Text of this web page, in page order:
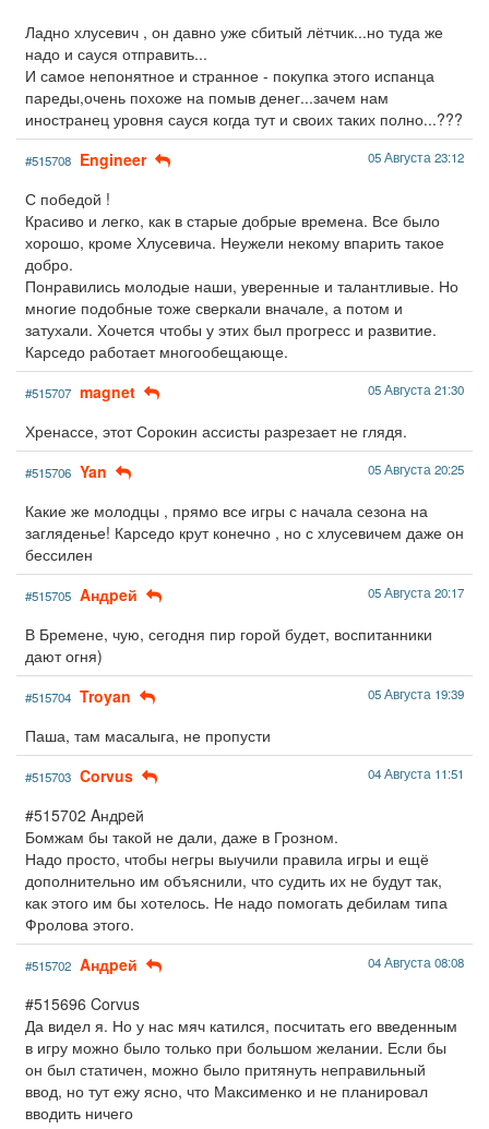
Ладно хлусевич , он давно уже сбитый лётчик...но туда же
надо и сауся отправить...
И самое непонятное и странное - покупка этого испанца
пареды,очень похоже на помыв денег...зачем нам
иностранец уровня сауся когда тут и своих таких полно...???
#515708 Engineer 05 Августа 23:12
С победой !
Красиво и легко, как в старые добрые времена. Все было
хорошо, кроме Хлусевича. Неужели некому впарить такое
добро.
Понравились молодые наши, уверенные и талантливые. Но
многие подобные тоже сверкали вначале, а потом и
затухали. Хочется чтобы у этих был прогресс и развитие.
Карседо работает многообещающе.
#515707 magnet 05 Августа 21:30
Хренассе, этот Сорокин ассисты разрезает не глядя.
#515706 Yan 05 Августа 20:25
Какие же молодцы , прямо все игры с начала сезона на
загляденье! Карседо крут конечно , но с хлусевичем даже он
бессилен
#515705 Aндpeй 05 Августа 20:17
В Бремене, чую, сегодня пир горой будет, воспитанники
дают огня)
#515704 Troyan 05 Августа 19:39
Паша, там масалыга, не пропусти
#515703 Corvus 04 Августа 11:51
#515702 Aндpeй
Бомжам бы такой не дали, даже в Грозном.
Надо просто, чтобы негры выучили правила игры и ещё
дополнительно им объяснили, что судить их не будут так,
как этого им бы хотелось. Не надо помогать дебилам типа
Фролова этого.
#515702 Aндpeй 04 Августа 08:08
#515696 Corvus
Да видел я. Но у нас мяч катился, посчитать его введенным
в игру можно было только при большом желании. Если бы
он был статичен, можно было притянуть неправильный
ввод, но тут ежу ясно, что Максименко и не планировал
вводить ничего